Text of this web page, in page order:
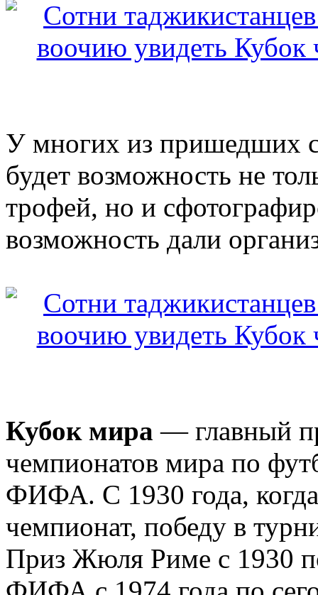
У многих из пришедших
будет возможность не
трофей, но и
возможность дали
Кубок мира— главный
чемпионатов мира по
ФИФА. С 1930 года,
чемпионат, победу в
Приз Жюля Риме с 1930